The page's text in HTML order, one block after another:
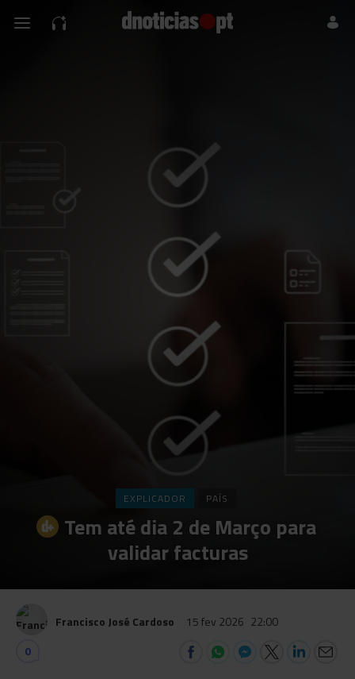
EXPLICADOR PAÍS
Tem até dia 2 de Março para
validar facturas
Francisco José Cardoso 15 fev 2026 22:00
0